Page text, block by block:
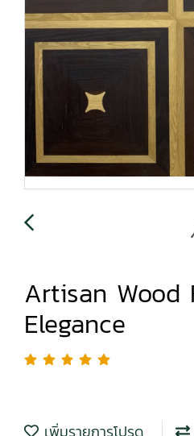
Artisan Wood
Elegance